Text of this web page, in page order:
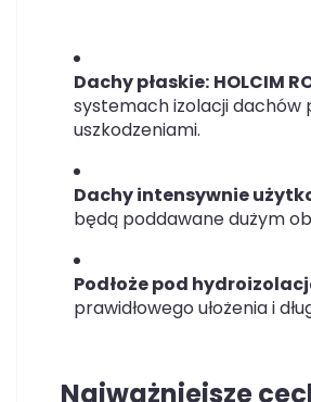
Dachy płaskie: HOLCIM
systemach izolacji dachów
uszkodzeniami.
Dachy intensywnie
będą poddawane dużym
Podłoże pod
prawidłowego ułożenia i
Najważniejsze